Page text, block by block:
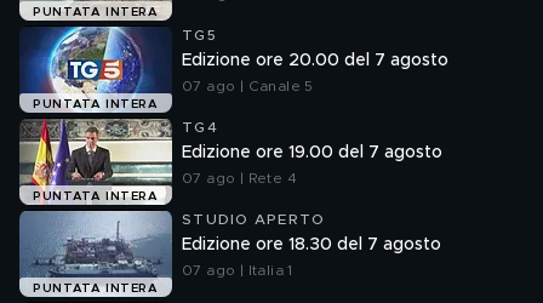
PUNTATA INTERA
PUNTATA INTERA
TG5
Edizione ore 20.00 del 7 agosto
07 ago | Canale 5
PUNTATA INTERA
TG4
Edizione ore 19.00 del 7 agosto
07 ago | Rete 4
PUNTATA INTERA
STUDIO APERTO
Edizione ore 18.30 del 7 agosto
07 ago | Italia 1